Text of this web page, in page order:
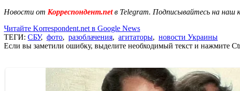
Новости от Корреспондент.netв Telegram. Подписывайтесь на наш
Читайте Korrespondent.net в Google News
ТЕГИ: СБУ, фото, разоблачения, агитаторы, новости Украины
Если вы заметили ошибку, выделите необходимый текст и нажмите